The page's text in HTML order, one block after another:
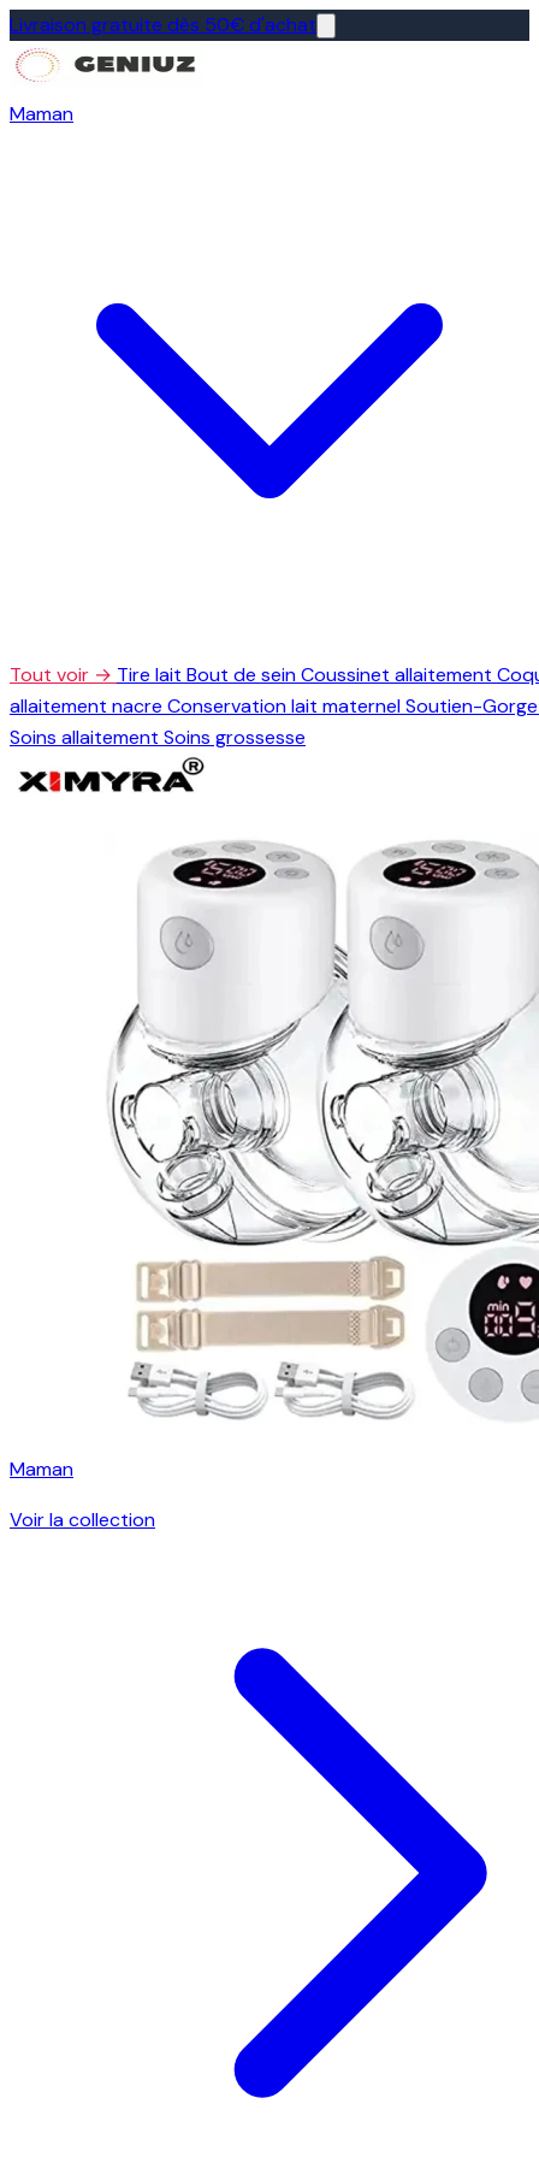
Livraison gratuite dès 50€ d'achat
Maman
Tout voir → Tire lait Bout de seinCoussinet allaitement
allaitement nacre Conservation lait maternelSoutien-
Soins allaitement Soins grossesse
Maman
Voir la collection